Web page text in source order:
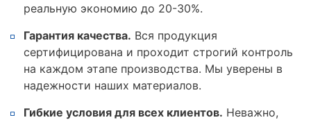
реальную экономию до 20-30%.
Гарантия качества. Вся продукция
сертифицирована и проходит строгий контроль
на каждом этапе производства. Мы уверены в
надежности наших материалов.
Гибкие условия для всех клиентов. Неважно,